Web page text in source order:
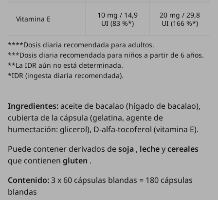
Vitamina E
10 mg / 14,9
UI (83 %*)
20 mg / 29,8
UI (166 %*)
****Dosis diaria recomendada para adultos.
***Dosis diaria recomendada para niños a partir de 6 años.
**La IDR aún no está determinada.
*IDR (ingesta diaria recomendada).
Ingredientes:aceite de bacalao (hígado de bacalao),
cubierta de la cápsula (gelatina, agente de
humectación: glicerol), D-alfa-tocoferol (vitamina E).
Puede contener derivados desoja , lecheycereales
que contienen gluten .
Contenido:3 x 60 cápsulas blandas = 180 cápsulas
blandas